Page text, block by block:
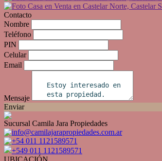
Contacto
Nombre
Teléfono
PIN
Celular
Email
Mensaje
Enviar
Sucursal Camila Jara Propiedades
info@camilajarapropiedades.com.ar
+54 011 1121589571
+549 011 1121589571
UBICACIÓN